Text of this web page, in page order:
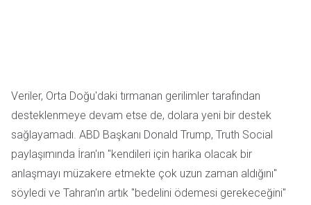
Veriler, Orta Doğu'daki tırmanan gerilimler tarafından
desteklenmeye devam etse de, dolara yeni bir destek
sağlayamadı. ABD Başkanı Donald Trump, Truth Social
paylaşımında İran'ın "kendileri için harika olacak bir
anlaşmayı müzakere etmekte çok uzun zaman aldığını"
söyledi ve Tahran'ın artık "bedelini ödemesi gerekeceğini"